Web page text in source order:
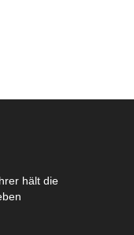
hält die